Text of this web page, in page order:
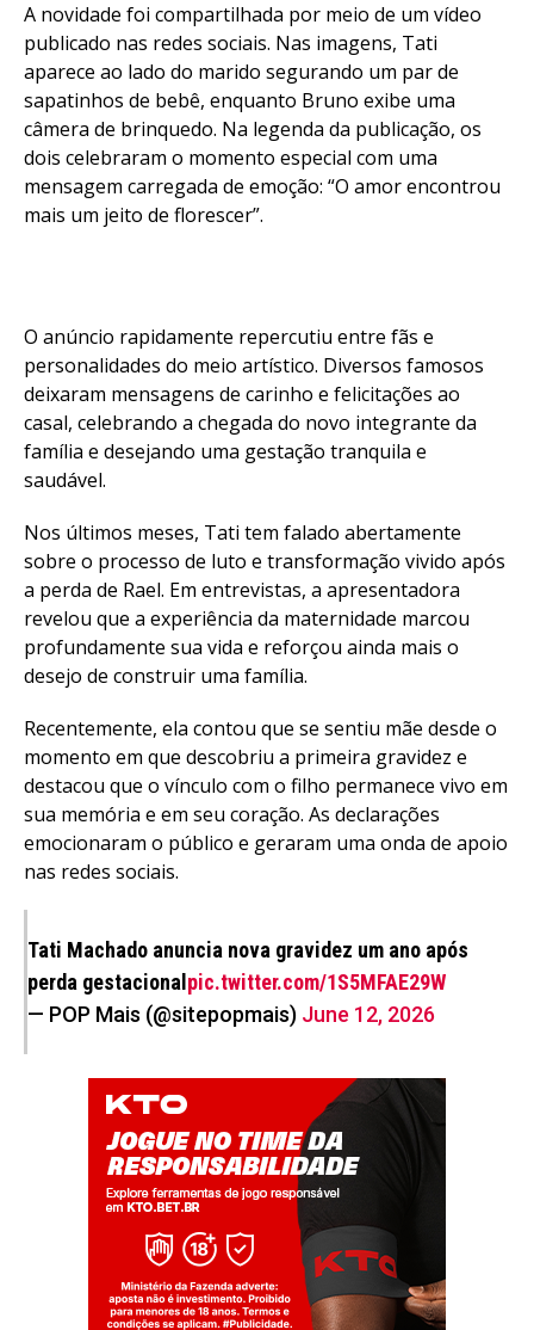
A novidade foi compartilhada por meio de um vídeo
publicado nas redes sociais. Nas imagens, Tati
aparece ao lado do marido segurando um par de
sapatinhos de bebê, enquanto Bruno exibe uma
câmera de brinquedo. Na legenda da publicação, os
dois celebraram o momento especial com uma
mensagem carregada de emoção: “O amor encontrou
mais um jeito de florescer”.
O anúncio rapidamente repercutiu entre fãs e
personalidades do meio artístico. Diversos famosos
deixaram mensagens de carinho e felicitações ao
casal, celebrando a chegada do novo integrante da
família e desejando uma gestação tranquila e
saudável.
Nos últimos meses, Tati tem falado abertamente
sobre o processo de luto e transformação vivido após
a perda de Rael. Em entrevistas, a apresentadora
revelou que a experiência da maternidade marcou
profundamente sua vida e reforçou ainda mais o
desejo de construir uma família.
Recentemente, ela contou que se sentiu mãe desde o
momento em que descobriu a primeira gravidez e
destacou que o vínculo com o filho permanece vivo em
sua memória e em seu coração. As declarações
emocionaram o público e geraram uma onda de apoio
nas redes sociais.
Tati Machado anuncia nova gravidez um ano após
perda gestacional pic.twitter.com/1S5MFAE29W
— POP Mais (@sitepopmais) June 12, 2026